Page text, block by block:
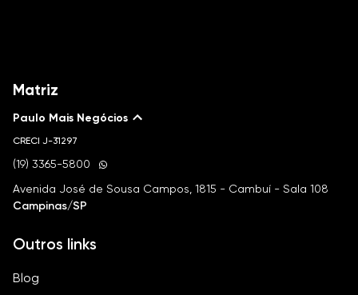
Matriz
Paulo Mais Negócios
CRECI J-31297
(19) 3365-5800
Avenida José de Sousa Campos, 1815 - Cambuí - Sala 108
Campinas/SP
Outros links
Blog